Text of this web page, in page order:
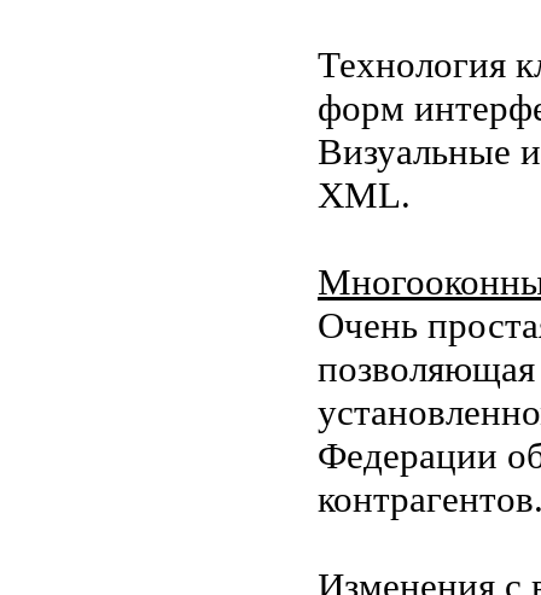
Технология
форм
Визуальные
XML.
Очень
позволяющая
Федерации
Изменения с